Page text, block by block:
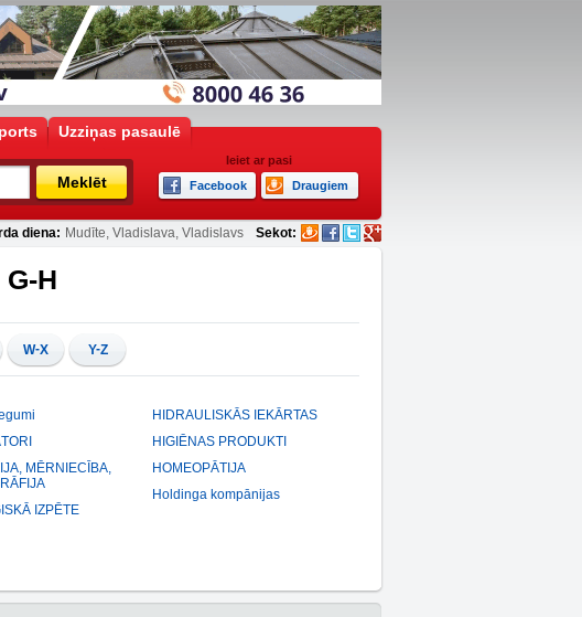
Uzziņas pasaulē
Meklēt
Ieiet ar pasi
Facebook
Draugiem
diena: Mudīte, Vladislava, Vladislavs Sekot:
H
W-X Y-Z
MĒRNIECĪBA,
IZPĒTE
HIDRAULISKĀS IEKĀRTAS
HIGIĒNAS PRODUKTI
HOMEOPĀTIJA
Holdinga kompānijas